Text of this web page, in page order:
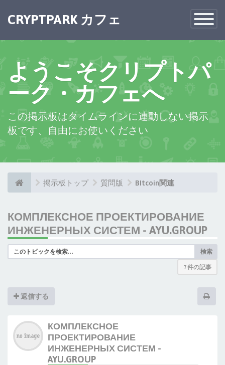
Toggle
CRYPTPARK カフェ
ようこそクリプトパ
ーク・カフェへ
この掲示板はタイムラインに連動しない掲示
板です、自由にお使いください
掲示板トップ 質問版 BItcoin関連
КОМПЛЕКСНОЕ ПРОЕКТИРОВАНИЕ
ИНЖЕНЕРНЫХ СИСТЕМ - AYU.GROUP
検索
7 件の記事
返信する
КОМПЛЕКСНОЕ
ПРОЕКТИРОВАНИЕ
ИНЖЕНЕРНЫХ СИСТЕМ -
AYU.GROUP